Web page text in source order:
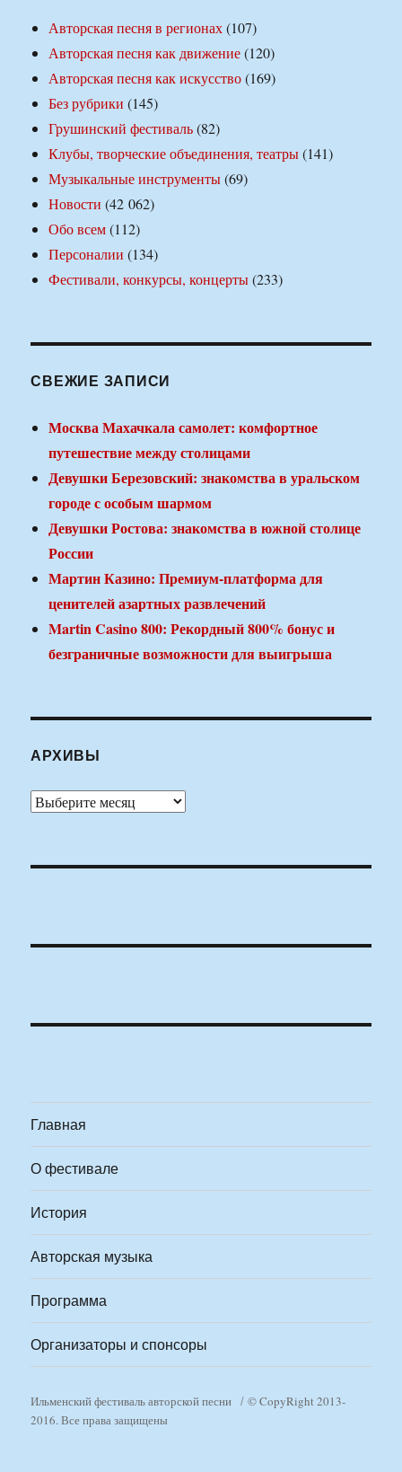
Авторская песня в регионах(107)
Авторская песня как движение(120)
Авторская песня как искусство(169)
Без рубрики (145)
Грушинский фестиваль(82)
Клубы, творческие объединения, театры(141)
Музыкальные инструменты(69)
Новости (42 062)
Обо всем(112)
Персоналии (134)
Фестивали, конкурсы, концерты(233)
СВЕЖИЕ ЗАПИСИ
Москва Махачкала самолет: комфортное
путешествие между столицами
Девушки Березовский: знакомства в уральском
городе с особым шармом
Девушки Ростова: знакомства в южной столице
России
Мартин Казино: Премиум-платформа для
ценителей азартных развлечений
Martin Casino 800: Рекордный 800% бонус и
безграничные возможности для выигрыша
АРХИВЫ
Архивы
Главная
О фестивале
История
Авторская музыка
Программа
Организаторы и спонсоры
Ильменский фестиваль авторской песни
© CopyRight 2013-
2016. Все права защищены